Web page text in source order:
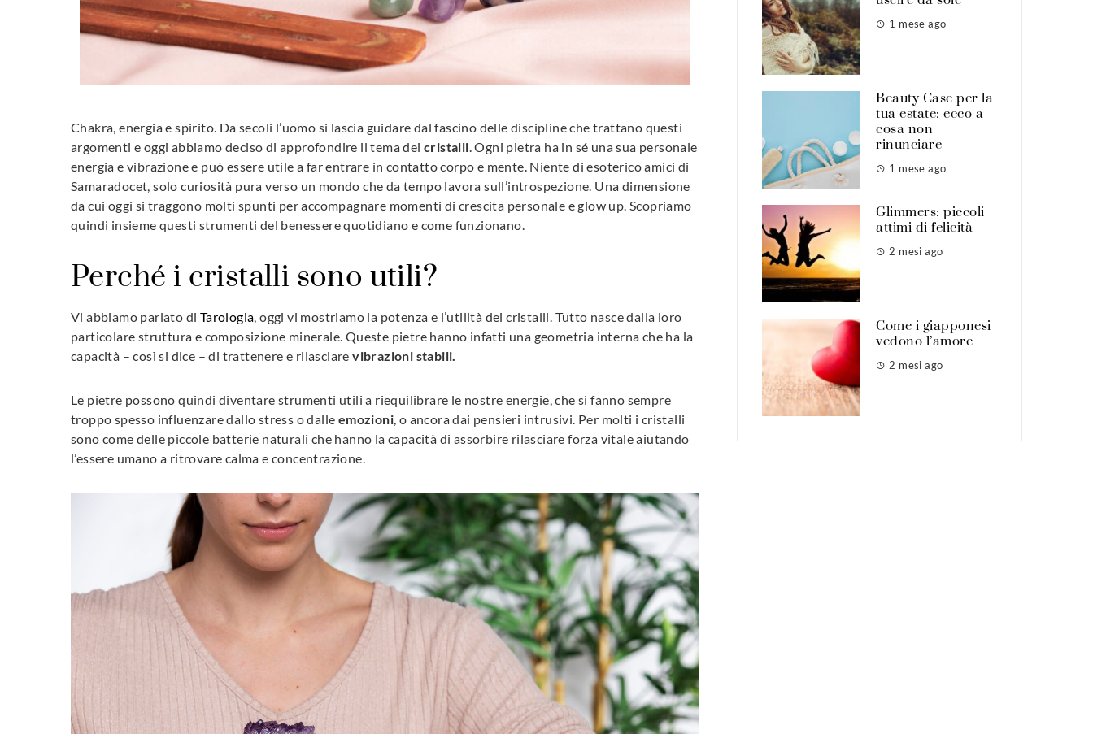
Chakra, energia e spirito. Da secoli l’uomo si lascia guidare dal fascino delle discipline che trattano questi
argomenti e oggi abbiamo deciso di approfondire il tema dei cristalli. Ogni pietra ha in sé una sua personale
energia e vibrazione e può essere utile a far entrare in contatto corpo e mente. Niente di esoterico amici di
Samaradocet, solo curiosità pura verso un mondo che da tempo lavora sull’introspezione. Una dimensione
da cui oggi si traggono molti spunti per accompagnare momenti di crescita personale e glow up. Scopriamo
quindi insieme questi strumenti del benessere quotidiano e come funzionano.
Perché i cristalli sono utili?
Vi abbiamo parlato di Tarologia, oggi vi mostriamo la potenza e l’utilità dei cristalli. Tutto nasce dalla loro
particolare struttura e composizione minerale. Queste pietre hanno infatti una geometria interna che ha la
capacità – così si dice – di trattenere e rilasciarevibrazioni stabili.
Le pietre possono quindi diventare strumenti utili a riequilibrare le nostre energie, che si fanno sempre
troppo spesso influenzare dallo stress o dalle emozioni, o ancora dai pensieri intrusivi. Per molti i cristalli
sono come delle piccole batterie naturali che hanno la capacità di assorbire rilasciare forza vitale aiutando
l’essere umano a ritrovare calma e concentrazione.
1 mese ago
Beauty Case per la
tua estate: ecco a
cosa non
rinunciare
1 mese ago
Glimmers: piccoli
attimi di felicità
2 mesi ago
Come i giapponesi
vedono l’amore
2 mesi ago